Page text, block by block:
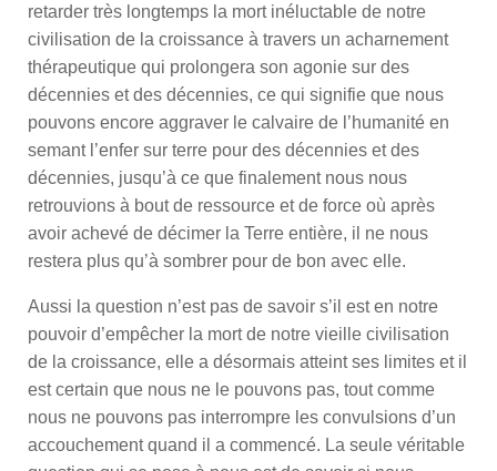
retarder très longtemps la mort inéluctable de notre
civilisation de la croissance à travers un acharnement
thérapeutique qui prolongera son agonie sur des
décennies et des décennies, ce qui signifie que nous
pouvons encore aggraver le calvaire de l’humanité en
semant l’enfer sur terre pour des décennies et des
décennies, jusqu’à ce que finalement nous nous
retrouvions à bout de ressource et de force où après
avoir achevé de décimer la Terre entière, il ne nous
restera plus qu’à sombrer pour de bon avec elle.
Aussi la question n’est pas de savoir s’il est en notre
pouvoir d’empêcher la mort de notre vieille civilisation
de la croissance, elle a désormais atteint ses limites et il
est certain que nous ne le pouvons pas, tout comme
nous ne pouvons pas interrompre les convulsions d’un
accouchement quand il a commencé. La seule véritable